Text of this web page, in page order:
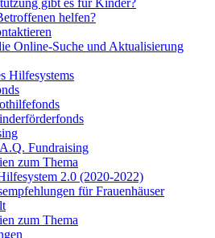
gibt es für Kinder?
helfen?
Online-Suche und Aktualisierung
Hilfesystems
Fundraising
zum Thema
2.0 (2020-2022)
für Frauenhäuser
zum Thema